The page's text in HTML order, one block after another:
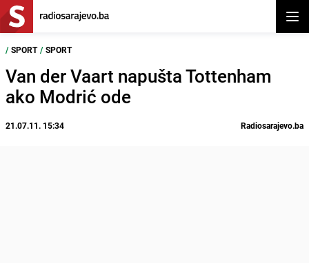
/ SPORT / SPORT
Van der Vaart napušta Tottenham
ako Modrić ode
21.07.11. 15:34 Radiosarajevo.ba